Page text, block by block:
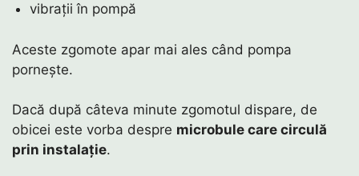
vibrații în pompă
Aceste zgomote apar mai ales când pompa
pornește.
Dacă după câteva minute zgomotul dispare, de
obicei este vorba despre microbule care circulă
prin instalație.